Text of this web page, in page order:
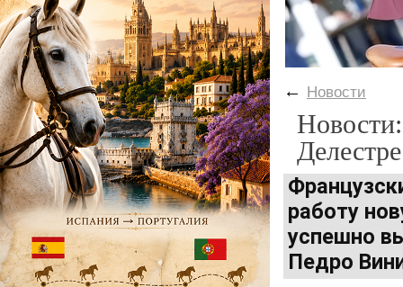
← Новости
Делестре
работу
успешно
Педро